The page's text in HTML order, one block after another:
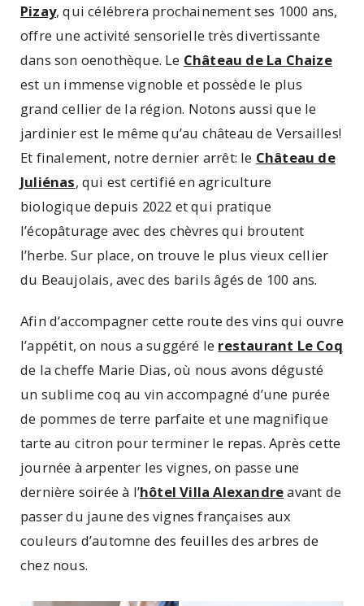
Pizay, qui célébrera prochainement ses 1000 ans,
offre une activité sensorielle très divertissante
dans son oenothèque. Le Château de La Chaize
est un immense vignoble et possède le plus
grand cellier de la région. Notons aussi que le
jardinier est le même qu’au château de Versailles!
Et finalement, notre dernier arrêt: le Château de
Juliénas, qui est certifié en agriculture
biologique depuis 2022 et qui pratique
l’écopâturage avec des chèvres qui broutent
l’herbe. Sur place, on trouve le plus vieux cellier
du Beaujolais, avec des barils âgés de 100 ans.
Afin d’accompagner cette route des vins qui ouvre
l’appétit, on nous a suggéré le restaurant Le Coq
de la cheffe Marie Dias, où nous avons dégusté
un sublime coq au vin accompagné d’une purée
de pommes de terre parfaite et une magnifique
tarte au citron pour terminer le repas. Après cette
journée à arpenter les vignes, on passe une
dernière soirée à l’hôtel Villa Alexandreavant de
passer du jaune des vignes françaises aux
couleurs d’automne des feuilles des arbres de
chez nous.